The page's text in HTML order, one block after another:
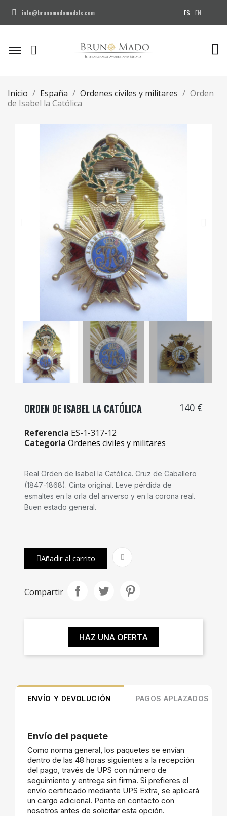
info@brunomadomedals.com ES EN
Inicio España Ordenes civiles y militares
Orden
de Isabel la Católica
ORDEN DE ISABEL LA CATÓLICA 140 €
Referencia ES-1-317-12
Categoría Ordenes civiles y militares
Real Orden de Isabel la Católica. Cruz de Caballero
(1847-1868). Cinta original. Leve pérdida de
esmaltes en la orla del anverso y en la corona real.
Buen estado general.
Añadir al carrito
Compartir
HAZ UNA OFERTA
ENVÍO Y DEVOLUCIÓN PAGOS APLAZADOS
Envío del paquete
Como norma general, los paquetes se envían
dentro de las 48 horas siguientes a la recepción
del pago, través de UPS con número de
seguimiento y entrega sin firma. Si prefieres el
envío certificado mediante UPS Extra, se aplicará
un cargo adicional. Ponte en contacto con
nosotros antes de solicitar esta opción.